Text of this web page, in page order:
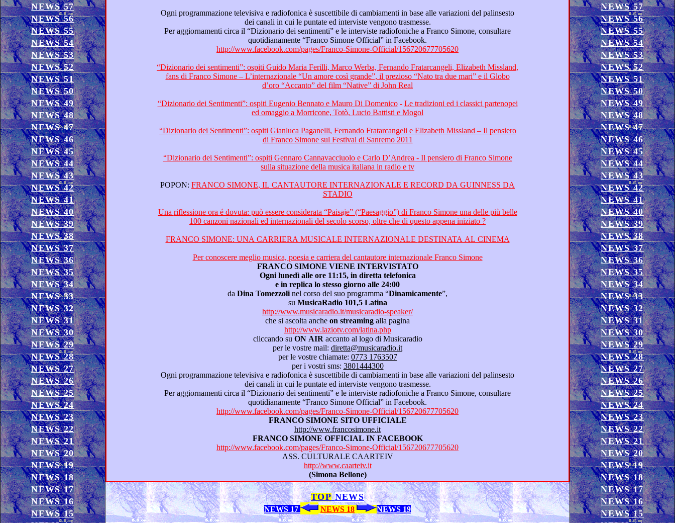
NEWS 57
NEWS 56
NEWS 55
NEWS 54
NEWS 53
NEWS 52
NEWS 51
NEWS 50
NEWS 49
NEWS 48
NEWS 47
NEWS 46
NEWS 45
NEWS 44
NEWS 43
NEWS 42
NEWS 41
NEWS 40
NEWS 39
NEWS 38
NEWS 37
NEWS 36
NEWS 35
NEWS 34
NEWS 33
NEWS 32
NEWS 31
NEWS 30
NEWS 29
NEWS 28
NEWS 27
NEWS 26
NEWS 25
NEWS 24
NEWS 23
NEWS 22
NEWS 21
NEWS 20
NEWS 19
NEWS 18
NEWS 17
NEWS 16
NEWS 15
NEWS 57
NEWS 56
NEWS 55
NEWS 54
NEWS 53
NEWS 52
NEWS 51
NEWS 50
NEWS 49
NEWS 48
NEWS 47
NEWS 46
NEWS 45
NEWS 44
NEWS 43
NEWS 42
NEWS 41
NEWS 40
NEWS 39
NEWS 38
NEWS 37
NEWS 36
NEWS 35
NEWS 34
NEWS 33
NEWS 32
NEWS 31
NEWS 30
NEWS 29
NEWS 28
NEWS 27
NEWS 26
NEWS 25
NEWS 24
NEWS 23
NEWS 22
NEWS 21
NEWS 20
NEWS 19
NEWS 18
NEWS 17
NEWS 16
NEWS 15
Ogni programmazione televisiva e radiofonica è suscettibile di cambiamenti in base alle variazioni del palinsesto
dei canali in cui le puntate ed interviste vengono trasmesse.
Per aggiornamenti circa il “Dizionario dei sentimenti” e le interviste radiofoniche a Franco Simone, consultare
quotidianamente “Franco Simone Official” in Facebook.
http://www.facebook.com/pages/Franco-Simone-Official/156720677705620
“Dizionario dei sentimenti”: ospiti Guido Maria Ferilli, Marco Werba, Fernando Fratarcangeli, Elizabeth Missland,
fans di Franco Simone – L’internazionale “Un amore così grande”, il prezioso “Nato tra due mari” e il Globo
d’oro “Accanto” del film “Native” di John Real
“Dizionario dei Sentimenti”: ospiti Eugenio Bennato e Mauro Di Domenico - Le tradizioni ed i classici partenopei
ed omaggio a Morricone, Totò, Lucio Battisti e Mogol
“Dizionario dei Sentimenti”: ospiti Gianluca Paganelli, Fernando Fratarcangeli e Elizabeth Missland – Il pensiero
di Franco Simone sul Festival di Sanremo 2011
“Dizionario dei Sentimenti”: ospiti Gennaro Cannavacciuolo e Carlo D’Andrea - Il pensiero di Franco Simone
sulla situazione della musica italiana in radio e tv
POPON: FRANCO SIMONE, IL CANTAUTORE INTERNAZIONALE E RECORD DA GUINNESS DA
STADIO
Una riflessione ora é dovuta: può essere considerata “Paisaje” (“Paesaggio”) di Franco Simone una delle più belle
100 canzoni nazionali ed internazionali del secolo scorso, oltre che di questo appena iniziato ?
FRANCO SIMONE: UNA CARRIERA MUSICALE INTERNAZIONALE DESTINATA AL CINEMA
Per conoscere meglio musica, poesia e carriera del cantautore internazionale Franco Simone
FRANCO SIMONE VIENE INTERVISTATO
Ogni lunedì alle ore 11:15, in diretta telefonica
e in replica lo stesso giorno alle 24:00
da Dina Tomezzoli nel corso del suo programma “Dinamicamente”,
su
MusicaRadio 101,5 Latina
http://www.musicaradio.it/musicaradio-speaker/
che si ascolta anche
on streaming
alla pagina
http://www.laziotv.com/latina.php
cliccando su ON AIR
accanto al logo di Musicaradio
per le vostre mail: diretta@musicaradio.it
per le vostre chiamate:
0773 1763507
per i vostri sms: 3801444300
Ogni programmazione televisiva e radiofonica è suscettibile di cambiamenti in base alle variazioni del palinsesto
dei canali in cui le puntate ed interviste vengono trasmesse.
Per aggiornamenti circa il “Dizionario dei sentimenti” e le interviste radiofoniche a Franco Simone, consultare
quotidianamente “Franco Simone Official” in Facebook.
http://www.facebook.com/pages/Franco-Simone-Official/156720677705620
FRANCO SIMONE SITO UFFICIALE
http://www.francosimone.it
FRANCO SIMONE OFFICIAL IN FACEBOOK
http://www.facebook.com/pages/Franco-Simone-Official/156720677705620
ASS. CULTURALE CAARTEIV
http://www.caarteiv.it
(Simona Bellone)
TOP NEWS
NEWS 17 NEWS 18 NEWS 19